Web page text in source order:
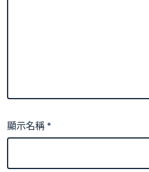
顯示名稱*